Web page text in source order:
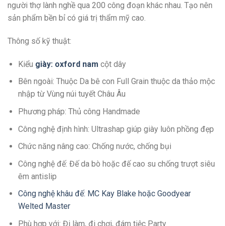
người thợ lành nghề qua 200 công đoạn khác nhau. Tạo nên
sản phẩm bền bỉ có giá trị thẩm mỹ cao.
Thông số kỹ thuật:
Kiểu giày: oxford nam cột dây
Bên ngoài: Thuộc Da bê con Full Grain thuộc da thảo mộc
nhập từ Vùng núi tuyết Châu Âu
Phương pháp: Thủ công Handmade
Công nghệ định hình: Ultrashap giúp giày luôn phồng đẹp
Chức năng nâng cao: Chống nước, chống bụi
Công nghệ đế: Đế da bò hoặc đế cao su chống trượt siêu
êm antislip
Công nghệ khâu đế: MC Kay Blake hoặc Goodyear
Welted Master
Phù hợp với: Đi làm, đi chơi, đám tiệc Party